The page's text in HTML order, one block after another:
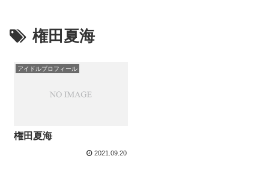
権田夏海
アイドルプロフィール
権田夏海
2021.09.20